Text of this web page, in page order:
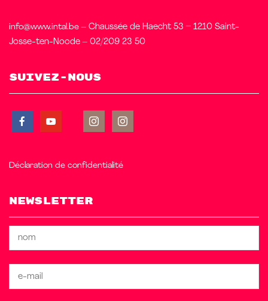
info@www.intal.be – Chaussée de Haecht 53 – 1210 Saint-
Josse-ten-Noode – 02/209 23 50
Suivez-nous
Déclaration de confidentialité
Newsletter